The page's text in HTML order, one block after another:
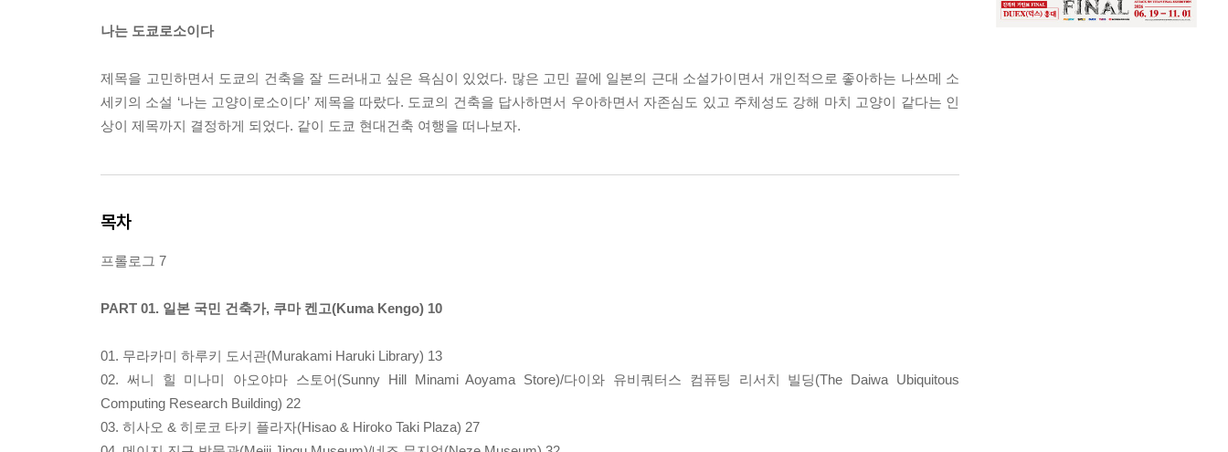
나는 도쿄로소이다
제목을 고민하면서 도쿄의 건축을 잘 드러내고 싶은 욕심이 있었다. 많은 고민 끝에 일본의 근대 소설가이면서 개인적으로 좋아하는 나쓰메 소
세키의 소설 ‘나는 고양이로소이다’ 제목을 따랐다. 도쿄의 건축을 답사하면서 우아하면서 자존심도 있고 주체성도 강해 마치 고양이 같다는 인
상이 제목까지 결정하게 되었다. 같이 도쿄 현대건축 여행을 떠나보자.
목차
프롤로그 7
PART 01. 일본 국민 건축가, 쿠마 켄고(Kuma Kengo) 10
01. 무라카미 하루키 도서관(Murakami Haruki Library) 13
02. 써니 힐 미나미 아오야마 스토어(Sunny Hill Minami Aoyama Store)/다이와 유비쿼터스 컴퓨팅 리서치 빌딩(The Daiwa Ubiquitous
Computing Research Building) 22
03. 히사오 & 히로코 타키 플라자(Hisao & Hiroko Taki Plaza) 27